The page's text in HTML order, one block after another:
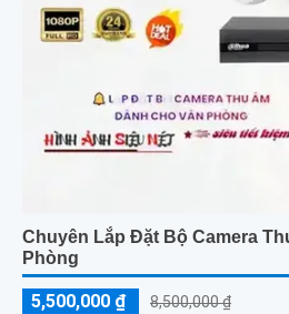
Chuyên Lắp Đặt Bộ Camera
Phòng
5,500,000 ₫ 8,500,000 ₫